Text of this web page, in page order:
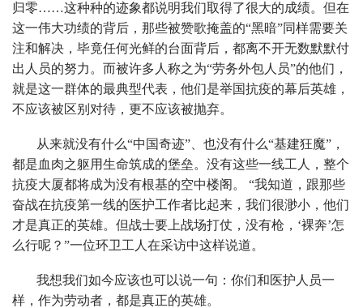
归零……这种种的迹象都说明我们取得了很大的成绩。但在
这一伟大功绩的背后，那些被赞歌掩盖的“黑暗”同样需要关
注和解决，毕竟任何光鲜的台面背后，都离不开无数默默付
出人员的努力。而被许多人称之为“劳务外包人员”的他们，
就是这一群体的最典型代表，他们是举国抗疫的幕后英雄，
不应该被区别对待，更不应该被抛弃。
从来就没有什么“中国奇迹”、也没有什么“基建狂魔”，
都是血肉之躯用生命筑成的堡垒。没有这些一线工人，整个
抗疫大厦都将成为没有根基的空中楼阁。 “我知道，跟那些
奋战在抗疫第一线的医护工作者比起来，我们很渺小，他们
才是真正的英雄。但战士要上战场打仗，没有枪，‘裸奔’怎
么行呢？”一位环卫工人在采访中这样说道。
我想我们如今应该也可以说一句：你们和医护人员一
样，作为劳动者，都是真正的英雄。